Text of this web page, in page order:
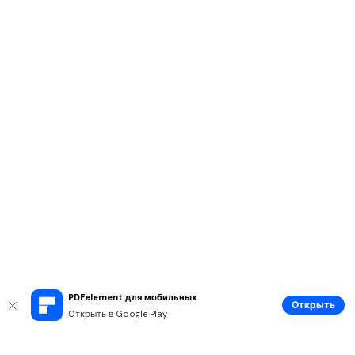
PDFelement для мобильных
Открыть в Google Play
Открыть